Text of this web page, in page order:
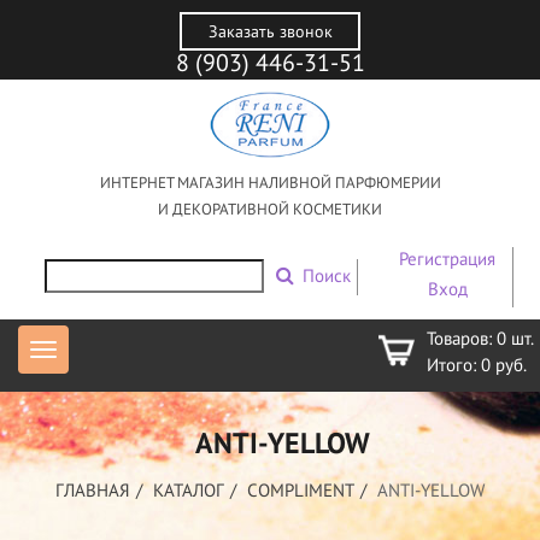
Заказать звонок
8 (903) 446-31-51
ИНТЕРНЕТ МАГАЗИН НАЛИВНОЙ ПАРФЮМЕРИИ
И ДЕКОРАТИВНОЙ КОСМЕТИКИ
Поиск
Регистрация
Вход
Товаров: 0 шт.
Итого: 0 руб.
ANTI-YELLOW
ГЛАВНАЯ КАТАЛОГ COMPLIMENT ANTI-YELLOW